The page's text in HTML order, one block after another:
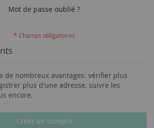
Mot de passe oublié ?
de nombreux avantages: vérifier plus
plus d'une adresse, suivre les
encore.
Créer un compte